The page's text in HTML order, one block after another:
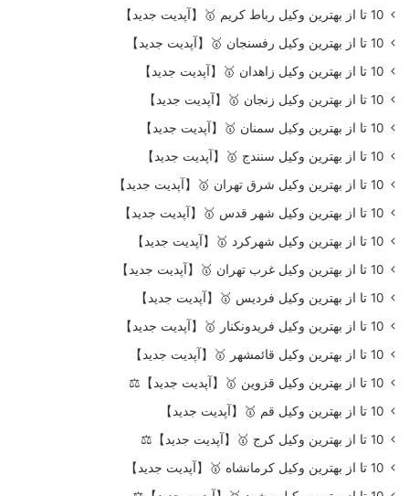
10 تا از بهترین وکیل رباط کریم 🥇【آپدیت جدید】
10 تا از بهترین وکیل رفسنجان 🥇【آپدیت جدید】
10 تا از بهترین وکیل زاهدان 🥇【آپدیت جدید】
10 تا از بهترین وکیل زنجان 🥇【آپدیت جدید】
10 تا از بهترین وکیل سمنان 🥇【آپدیت جدید】
10 تا از بهترین وکیل سنندج 🥇【آپدیت جدید】
10 تا از بهترین وکیل شرق تهران 🥇【آپدیت جدید】
10 تا از بهترین وکیل شهر قدس 🥇【آپدیت جدید】
10 تا از بهترین وکیل شهرکرد 🥇【آپدیت جدید】
10 تا از بهترین وکیل غرب تهران 🥇【آپدیت جدید】
10 تا از بهترین وکیل فردیس 🥇【آپدیت جدید】
10 تا از بهترین وکیل فریدونکنار 🥇【آپدیت جدید】
10 تا از بهترین وکیل قائمشهر 🥇【آپدیت جدید】
10 تا از بهترین وکیل قزوین 🥇【آپدیت جدید】⚖️
10 تا از بهترین وکیل قم 🥇【آپدیت جدید】
10 تا از بهترین وکیل کرج 🥇【آپدیت جدید】⚖️
10 تا از بهترین وکیل کرمانشاه 🥇【آپدیت جدید】